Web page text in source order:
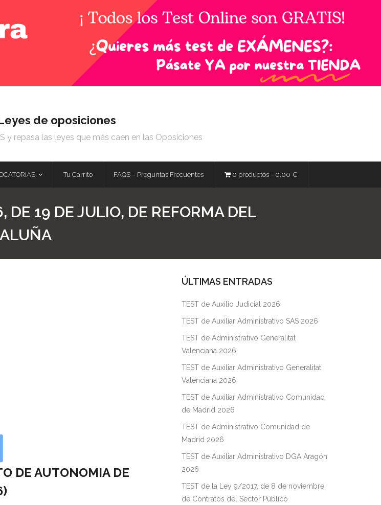
de oposiciones
y repasa las leyes que más caen en las Oposiciones
Tu Carrito FAQS – Preguntas Frecuentes 0 productos 0,00 €
19 DE JULIO, DE REFORMA DEL
DE AUTONOMIA DE
ÚLTIMAS ENTRADAS
TEST de Auxilio Judicial 2026
TEST de Auxiliar Administrativo SAS 2026
TEST de Administrativo Generalitat
Valenciana 2026
TEST de Auxiliar Administrativo Generalitat
Valenciana 2026
TEST de Auxiliar Administrativo Comunidad
de Madrid 2026
TEST de Administrativo Comunidad de
Madrid 2026
TEST de Auxiliar Administrativo DGA Aragón
2026
TEST de la Ley 9/2017, de 8 de noviembre,
de Contratos del Sector Público